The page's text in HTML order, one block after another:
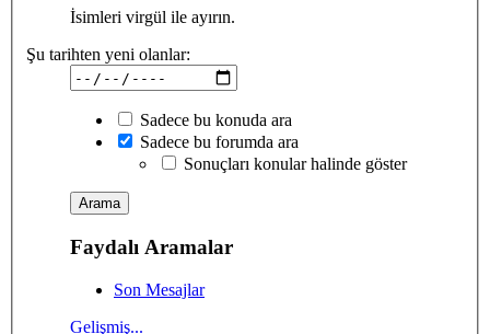
İsimleri virgül ile ayırın.
Şu tarihten yeni olanlar:
Sadece bu konuda ara
Sadece bu forumda ara
Sonuçları konular halinde göster
Faydalı Aramalar
Son Mesajlar
Gelişmiş...